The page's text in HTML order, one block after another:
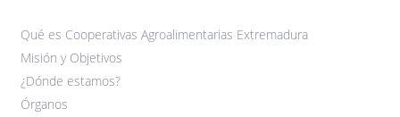
Qué es Cooperativas Agroalimentarias Extremadura
Misión y Objetivos
¿Dónde estamos?
Órganos